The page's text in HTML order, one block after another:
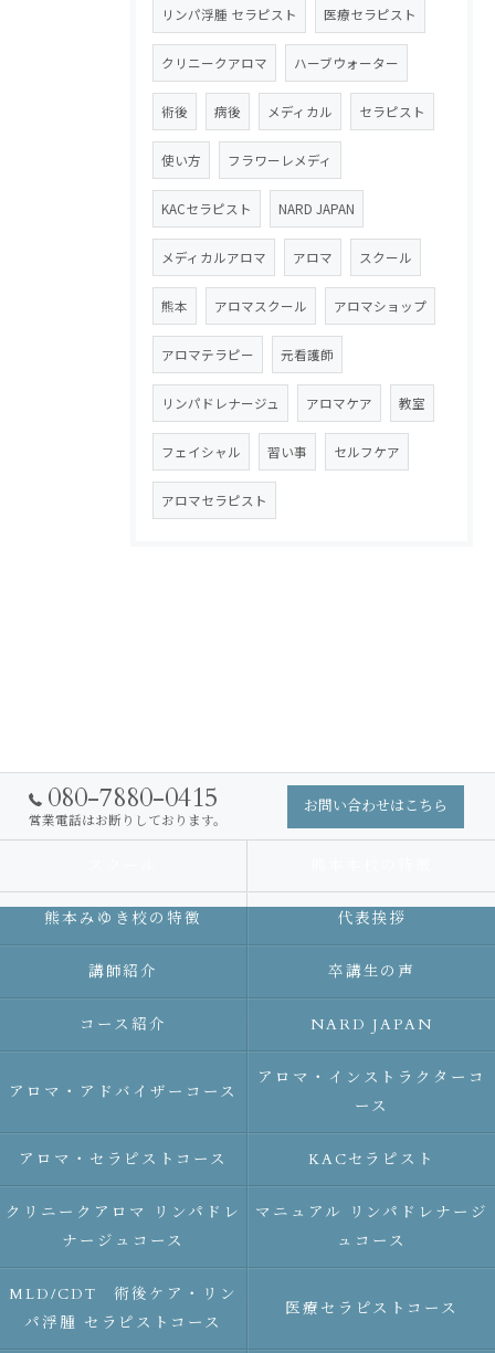
リンパ浮腫 セラピスト 医療セラピスト
クリニークアロマ ハーブウォーター
術後 病後 メディカル セラピスト
使い方 フラワーレメディ
KACセラピスト NARD JAPAN
メディカルアロマ アロマ スクール
熊本 アロマスクール アロマショップ
アロマテラピー 元看護師
リンパドレナージュ アロマケア 教室
フェイシャル 習い事 セルフケア
アロマセラピスト
080-7880-0415
営業電話はお断りしております。
お問い合わせはこちら
熊本みゆき校の特徴 代表挨拶
講師紹介 卒講生の声
コース紹介 NARD JAPAN
アロマ・アドバイザーコース
アロマ・インストラクターコ
ース
アロマ・セラピストコース KACセラピスト
クリニークアロマ リンパドレ
ナージュコース
マニュアル リンパドレナージ
ュコース
MLD/CDT 術後ケア・リン
パ浮腫 セラピストコース
医療セラピストコース